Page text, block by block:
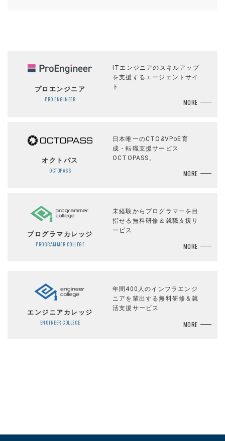
プロエンジニア
PRO ENGINEER
ITエンジニアのスキルアップ
を支援するエージェントサイ
ト
MORE
オクトパス
OCTOPASS
日本唯一のCTO&VPoE育
成・転職支援サービス
OCTOPASS。
MORE
プログラマカレッジ
PROGRAMMER COLLEGE
未経験からプログラマーを目
指せる無料研修＆就職支援サ
ービス
MORE
エンジニアカレッジ
ENGINEER COLLEGE
年間400人のインフラエンジ
ニアを輩出する無料研修＆就
活支援サービス
MORE